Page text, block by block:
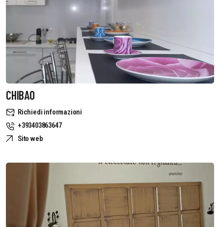
CHIBAO
Richiedi informazioni
+393403863647
Sito web